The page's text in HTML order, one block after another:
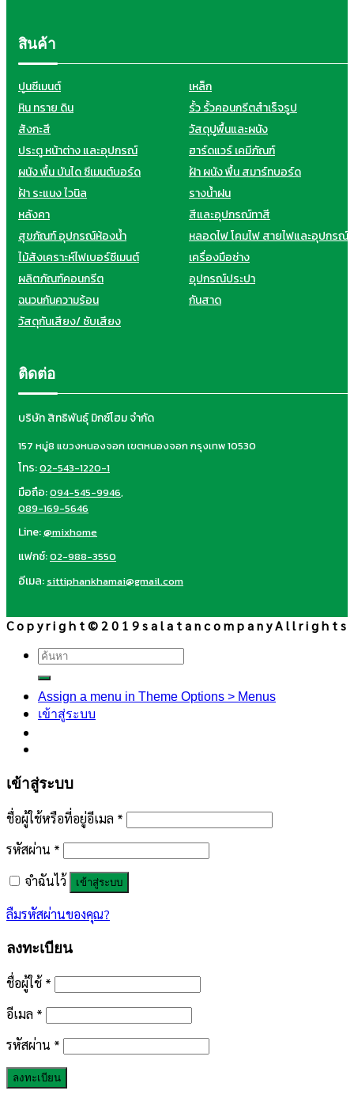
สินค้า
ปูนซีเมนต์
เหล็ก
หิน ทราย ดิน
รั้ว รั้วคอนกรีตสำเร็จรูป
สังกะสี
วัสดุปูพื้นและผนัง
ประตู หน้าต่าง และอุปกรณ์
ฮาร์ดแวร์ เคมีภัณฑ์
ผนัง พื้น บันได ซีเมนต์บอร์ด
ฝ้า ผนัง พื้น สมาร์ทบอร์ด
ฝ้า ระแนง ไวนิล
รางน้ำฝน
หลังคา
สีและอุปกรณ์ทาสี
สุขภัณฑ์ อุปกรณ์ห้องน้ำ
หลอดไฟ โคมไฟ สายไฟและอุปกรณ์
ไม้สังเคราะห์ไฟเบอร์ซีเมนต์
เครื่องมือช่าง
ผลิตภัณฑ์คอนกรีต
อุปกรณ์ประปา
ฉนวนกันความร้อน
กันสาด
วัสดุกันเสียง/ ซับเสียง
ติดต่อ
บริษัท สิทธิพันธุ์ มิกซ์โฮม จำกัด
157 หมู่8 แขวงหนองจอก เขตหนองจอก กรุงเทพ 10530
โทร:02-543-1220-1
มือถือ:094-545-9946,
089-169-5646
Line:@mixhome
แฟกซ์:02-988-3550
อีเมล: sittiphankhamai@gmail.com
C o p y r i g h t © 2 0 1 9 s a l a t a n c o m p a n y A l l r i g h t s
ค้นหา:
Assign a menu in Theme Options > Menus
เข้าสู่ระบบ
เข้าสู่ระบบ
ชื่อผู้ใช้หรือที่อยู่อีเมล *
รหัสผ่าน *
จำฉันไว้
เข้าสู่ระบบ
ลืมรหัสผ่านของคุณ?
ลงทะเบียน
ชื่อผู้ใช้ *
อีเมล *
รหัสผ่าน *
ลงทะเบียน